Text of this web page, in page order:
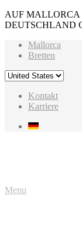
AUF MALLORCA
DEUTSCHLAND
Mallorca
Bretten
Kontakt
Karriere
Menu